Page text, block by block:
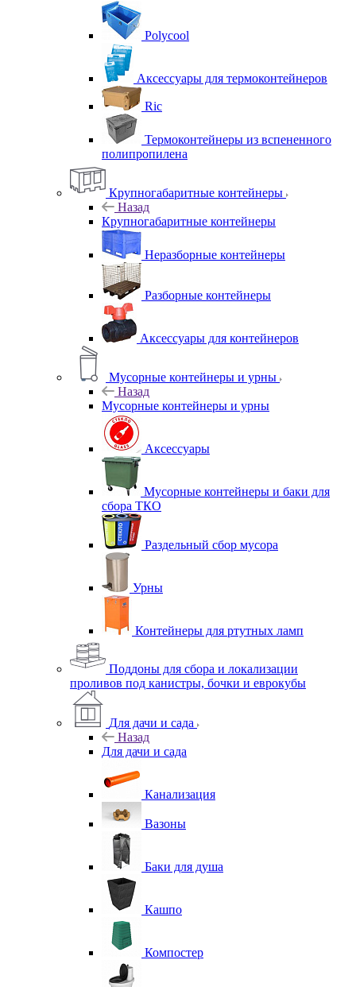
Polycool
Аксессуары для термоконтейнеров
Ric
Термоконтейнеры из вспененного
полипропилена
Крупногабаритные контейнеры
Назад
Крупногабаритные контейнеры
Неразборные контейнеры
Разборные контейнеры
Аксессуары для контейнеров
Мусорные контейнеры и урны
Назад
Мусорные контейнеры и урны
Аксессуары
Мусорные контейнеры и баки для
сбора ТКО
Раздельный сбор мусора
Урны
Контейнеры для ртутных ламп
Поддоны для сбора и локализации
проливов под канистры, бочки и еврокубы
Для дачи и сада
Назад
Для дачи и сада
Канализация
Вазоны
Баки для душа
Кашпо
Компостер